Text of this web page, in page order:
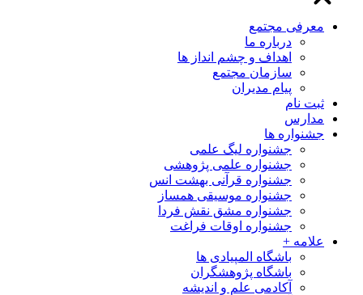
معرفی مجتمع
درباره ما
اهداف و چشم انداز ها
سازمان مجتمع
پیام مدیران
ثبت نام
مدارس
جشنواره ها
جشنواره لیگ علمی
جشنواره علمی پژوهشی
جشنواره قرآنی بهشت انس
جشنواره موسیقی همساز
جشنواره مشق نقش فردا
جشنواره اوقات فراغت
علامه +
باشگاه المپیادی ها
باشگاه پژوهشگران
آکادمی علم و اندیشه